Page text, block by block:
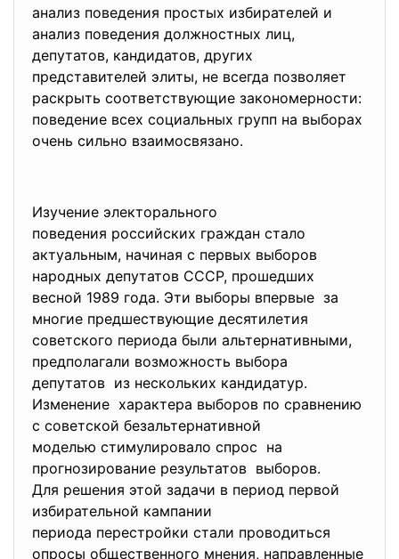
анализ поведения простых избирателей и
анализ поведения должностных лиц,
депутатов, кандидатов, других
представителей элиты, не всегда позволяет
раскрыть соответствующие закономерности:
поведение всех социальных групп на выборах
очень сильно взаимосвязано.
Изучение электорального
поведения российских граждан стало
актуальным, начиная с первых выборов
народных депутатов СССР, прошедших
весной 1989 года. Эти выборы впервые за
многие предшествующие десятилетия
советского периода были альтернативными,
предполагали возможность выбора
депутатов из нескольких кандидатур.
Изменение характера выборов по сравнению
с советской безальтернативной
моделью стимулировало спрос на
прогнозирование результатов выборов.
Для решения этой задачи в период первой
избирательной кампании
периода перестройки стали проводиться
опросы общественного мнения, направленные